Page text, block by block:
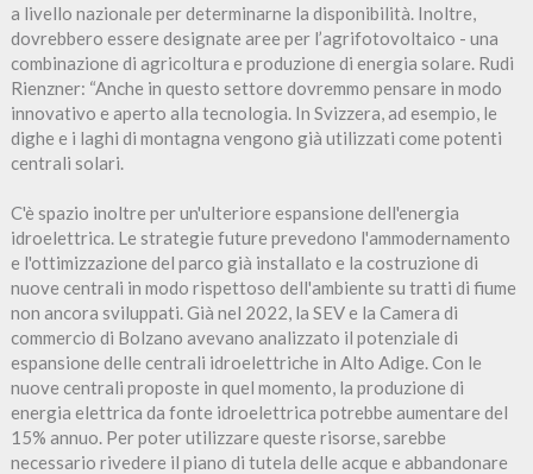
a livello nazionale per determinarne la disponibilità. Inoltre,
dovrebbero essere designate aree per l’agrifotovoltaico - una
combinazione di agricoltura e produzione di energia solare. Rudi
Rienzner: “Anche in questo settore dovremmo pensare in modo
innovativo e aperto alla tecnologia. In Svizzera, ad esempio, le
dighe e i laghi di montagna vengono già utilizzati come potenti
centrali solari.
C'è spazio inoltre per un'ulteriore espansione dell'energia
idroelettrica. Le strategie future prevedono l'ammodernamento
e l'ottimizzazione del parco già installato e la costruzione di
nuove centrali in modo rispettoso dell'ambiente su tratti di fiume
non ancora sviluppati. Già nel 2022, la SEV e la Camera di
commercio di Bolzano avevano analizzato il potenziale di
espansione delle centrali idroelettriche in Alto Adige. Con le
nuove centrali proposte in quel momento, la produzione di
energia elettrica da fonte idroelettrica potrebbe aumentare del
15% annuo. Per poter utilizzare queste risorse, sarebbe
necessario rivedere il piano di tutela delle acque e abbandonare